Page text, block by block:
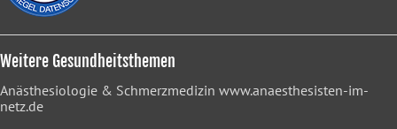
Weitere Gesundheitsthemen
Anästhesiologie & Schmerzmedizin www.anaesthesisten-im-
netz.de